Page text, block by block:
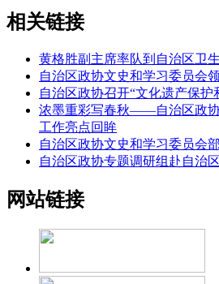
相关链接
黄格胜副主席率队到自治区卫
自治区政协文史和学习委员会
自治区政协召开“文化遗产保护
浓墨重彩写春秋——自治区政
工作亮点回眸
自治区政协文史和学习委员会
自治区政协专题调研组赴自治
网站链接